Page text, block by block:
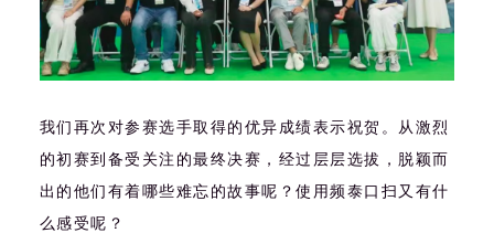
我们再次对参赛选手取得的优异成绩表示祝贺。从激烈
的初赛到备受关注的最终决赛，经过层层选拔，脱颖而
出的他们有着哪些难忘的故事呢？使用频泰口扫又有什
么感受呢？